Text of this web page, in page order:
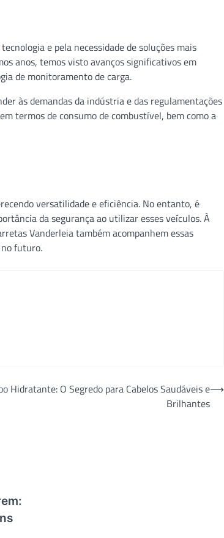
e pela necessidade de soluções mais
anos, temos visto avanços significativos em
de monitoramento de carga.
às demandas da indústria e das regulamentações
termos de consumo de combustível, bem como a
versatilidade e eficiência. No entanto, é
da segurança ao utilizar esses veículos. À
Vanderleia também acompanhem essas
futuro.
Hidratante: O Segredo para Cabelos Saudáveis e
Brilhantes
⟶